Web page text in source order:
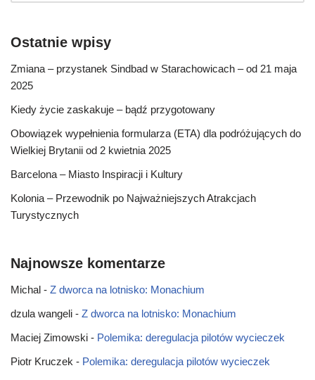
Ostatnie wpisy
Zmiana – przystanek Sindbad w Starachowicach – od 21 maja
2025
Kiedy życie zaskakuje – bądź przygotowany
Obowiązek wypełnienia formularza (ETA) dla podróżujących do
Wielkiej Brytanii od 2 kwietnia 2025
Barcelona – Miasto Inspiracji i Kultury
Kolonia – Przewodnik po Najważniejszych Atrakcjach
Turystycznych
Najnowsze komentarze
Michal - Z dworca na lotnisko: Monachium
dzula wangeli - Z dworca na lotnisko: Monachium
Maciej Zimowski - Polemika: deregulacja pilotów wycieczek
Piotr Kruczek - Polemika: deregulacja pilotów wycieczek